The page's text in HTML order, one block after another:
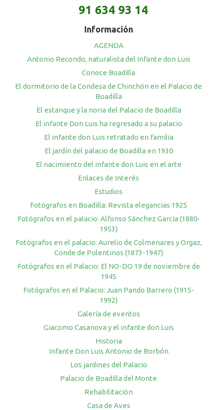
91 634 93 14
Información
AGENDA
Antonio Recondo, naturalista del Infante don Luis
Conoce Boadilla
El dormitorio de la Condesa de Chinchón en el Palacio de
Boadilla
El estanque y la noria del Palacio de Boadilla
El infante Don Luis ha regresado a su palacio
El infante don Luis retratado en familia
El jardín del palacio de Boadilla en 1930
El nacimiento del infante don Luis en el arte
Enlaces de Interés
Estudios
Fotógrafos en Boadilla: Revista elegancias 1925
Fotógrafos en el palacio: Alfonso Sánchez García (1880-
1953)
Fotógrafos en el palacio: Aurelio de Colmenares y Orgaz,
Conde de Polentinos (1873-1947)
Fotógrafos en el Palacio: El NO-DO 19 de noviembre de
1945
Fotógrafos en el Palacio: Juan Pando Barrero (1915-
1992)
Galería de eventos
Giacomo Casanova y el infante don Luis
Historia
Infante Don Luis Antonio de Borbón
Los jardines del Palacio
Palacio de Boadilla del Monte
Rehabilitación
Casa de Aves